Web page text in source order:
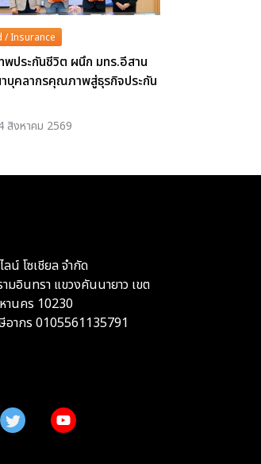
/ Insurance
พประกันชีวิต ผนึก มทร.อีสาน
คลากรคุณภาพสู่ธุรกิจประกัน
สิงหาคม 2569
น์ โซเชียล จำกัด
อินทรา แขวงคันนายาว เขต
านคร 10230
อากร 0105561135791